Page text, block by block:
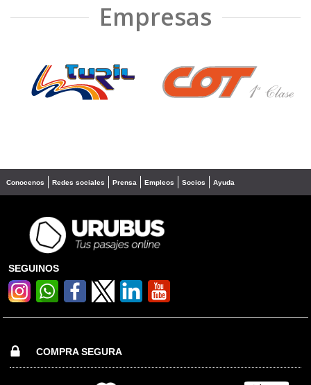
Empresas
❮ ❯
Conocenos Redes sociales Prensa Empleos Socios Ayuda
SEGUINOS
COMPRA SEGURA